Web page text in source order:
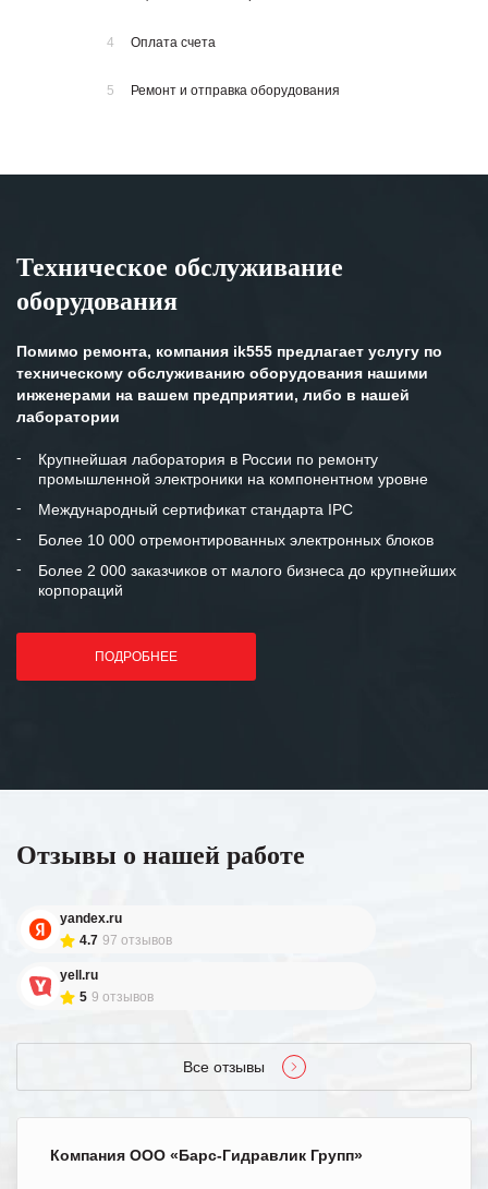
4 Оплата счета
5 Ремонт и отправка оборудования
Техническое обслуживание
оборудования
Помимо ремонта, компания ik555 предлагает услугу по
техническому обслуживанию оборудования нашими
инженерами на вашем предприятии, либо в нашей
лаборатории
Крупнейшая лаборатория в России по ремонту
промышленной электроники на компонентном уровне
Международный сертификат стандарта IPC
Более 10 000 отремонтированных электронных блоков
Более 2 000 заказчиков от малого бизнеса до крупнейших
корпораций
ПОДРОБНЕЕ
Отзывы о нашей работе
yandex.ru
4.7 97 отзывов
yell.ru
5 9 отзывов
Все отзывы
Компания ООО «Барс-Гидравлик Групп»